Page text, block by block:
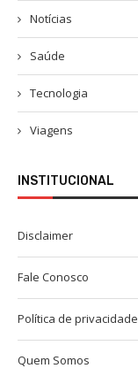
Notícias
Saúde
Tecnologia
Viagens
INSTITUCIONAL
Disclaimer
Fale Conosco
Política de privacidade
Quem Somos